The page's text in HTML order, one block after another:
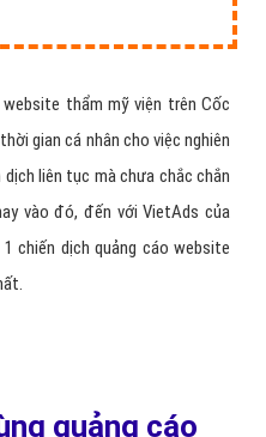
thẩm mỹ viện trên Cốc
gian cá nhân cho việc nghiên
liên tục mà chưa chắc chắn
vào đó, đến với VietAds của
chiến dịch quảng cáo website